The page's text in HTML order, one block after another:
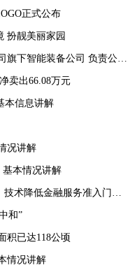
正式公布
扮靓美丽家园
公司 负责公司设备的生产和销售
卖出66.08万元
本信息讲解
况讲解
基本情况讲解
门槛 提升金融服务的普惠性和可得性
和”
积已达118公顷
情况讲解